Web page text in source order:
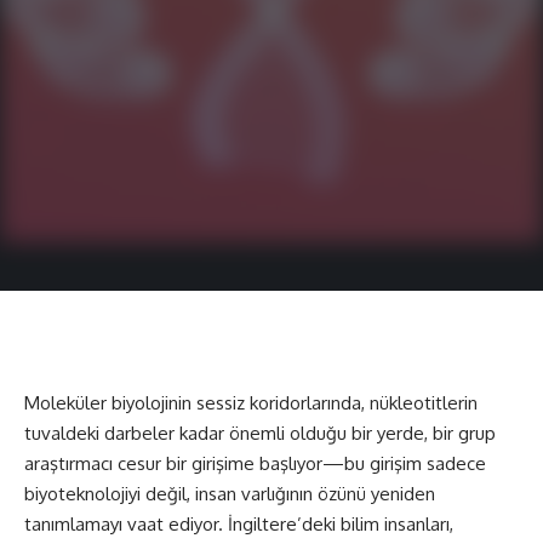
Moleküler biyolojinin sessiz koridorlarında, nükleotitlerin
tuvaldeki darbeler kadar önemli olduğu bir yerde, bir grup
araştırmacı cesur bir girişime başlıyor—bu girişim sadece
biyoteknolojiyi değil, insan varlığının özünü yeniden
tanımlamayı vaat ediyor. İngiltere’deki bilim insanları,